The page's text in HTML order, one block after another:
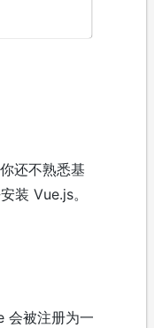
还不熟悉基
装 Vue.js。
会被注册为一